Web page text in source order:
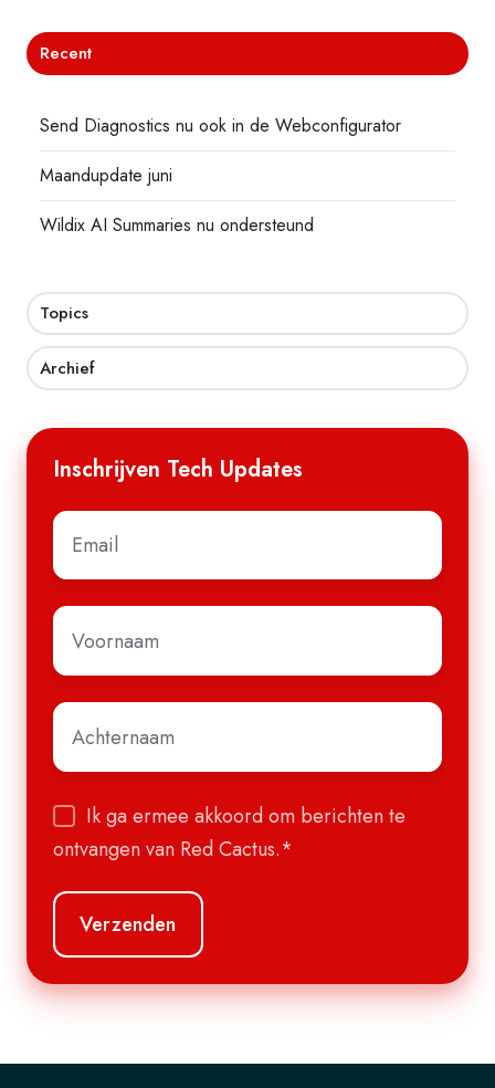
Recent
Send Diagnostics nu ook in de Webconfigurator
Maandupdate juni
Wildix AI Summaries nu ondersteund
Topics
Archief
Inschrijven Tech Updates
E-
mail*
Voornaam
Achternaam
Ik ga ermee akkoord om berichten te
ontvangen van Red Cactus.*